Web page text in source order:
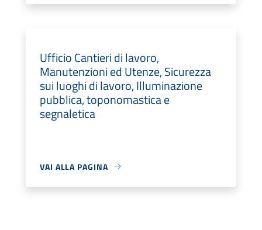
Ufficio Cantieri di lavoro,
Manutenzioni ed Utenze, Sicurezza
sui luoghi di lavoro, Illuminazione
pubblica, toponomastica e
segnaletica
VAI ALLA PAGINA